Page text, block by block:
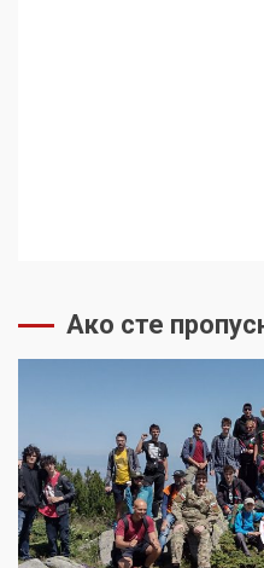
Ако сте